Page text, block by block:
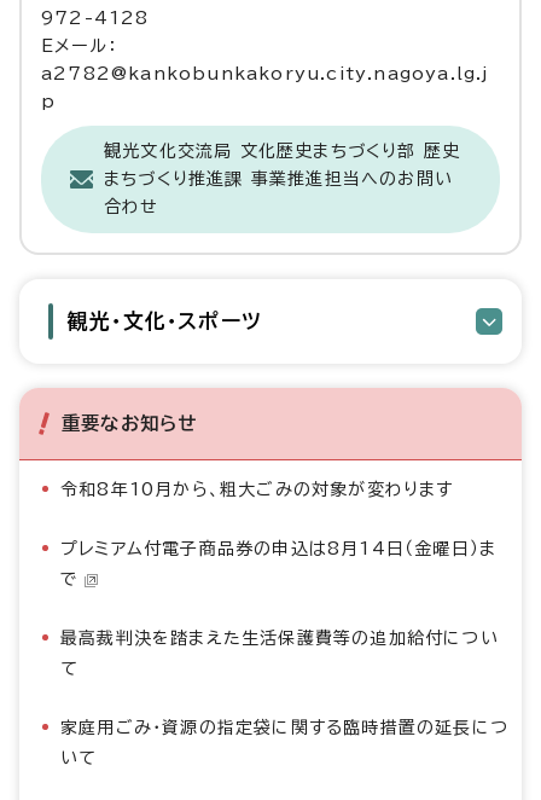
972-4128
Eメール：
a2782@kankobunkakoryu.city.nagoya.lg.j
p
観光文化交流局 文化歴史まちづくり部 歴史
まちづくり推進課 事業推進担当へのお問い
合わせ
観光・文化・スポーツ
重要なお知らせ
令和8年10月から、粗大ごみの対象が変わります
プレミアム付電子商品券の申込は8月14日（金曜日）ま
で
最高裁判決を踏まえた生活保護費等の追加給付につい
て
家庭用ごみ・資源の指定袋に関する臨時措置の延長につ
いて